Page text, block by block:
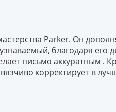
Parker. Он
благодаря его
письмо аккуратным .
корректирует в